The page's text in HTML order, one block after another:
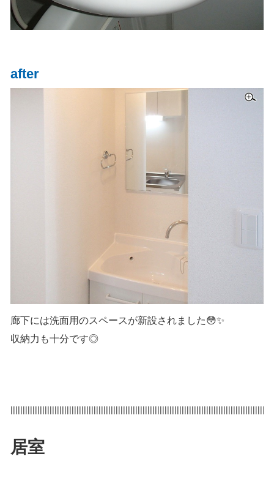
after
廊下には洗面用のスペースが新設されました😳✨
収納力も十分です◎
居室